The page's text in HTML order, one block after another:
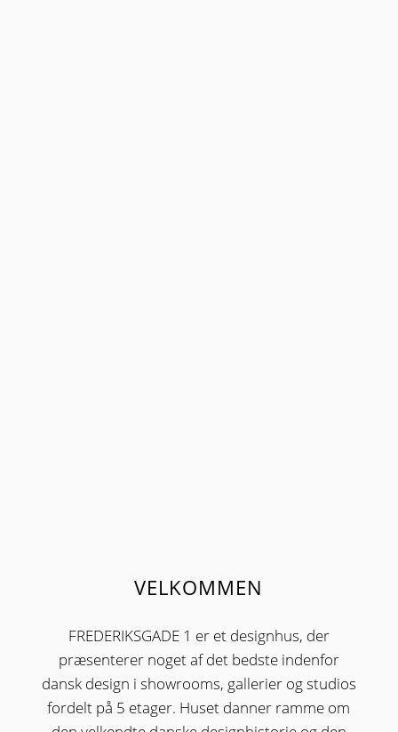
VELKOMMEN
FREDERIKSGADE 1 er et designhus, der
præsenterer noget af det bedste indenfor
dansk design i showrooms, gallerier og studios
fordelt på 5 etager. Huset danner ramme om